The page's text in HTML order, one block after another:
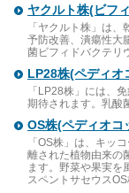
ヤクルト株(ビフ
「ヤクルト株」は
予防改善、潰瘍性大
菌ビフィドバクテリ
LP28株(ペディ
「LP28株」には、
期待されます。乳酸
OS株(ペディオコ
「OS株」は、キッ
離された植物由来の
ます。野菜や果実を
スペントサセウス